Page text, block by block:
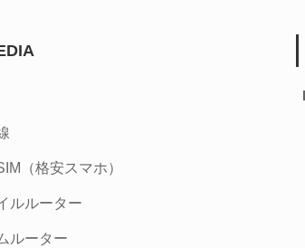
（格安スマホ）
ルルーター
ルーター